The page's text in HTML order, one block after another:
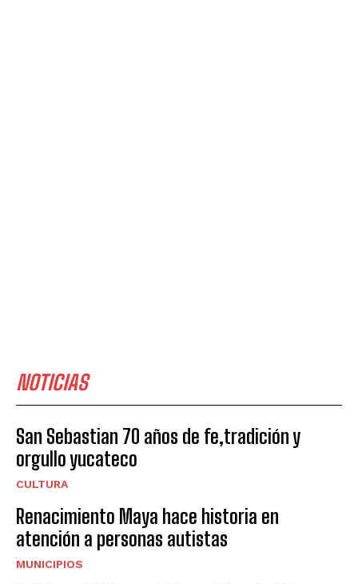
NOTICIAS
San Sebastian 70 años de fe,tradición y
orgullo yucateco
CULTURA
Renacimiento Maya hace historia en
atención a personas autistas
MUNICIPIOS